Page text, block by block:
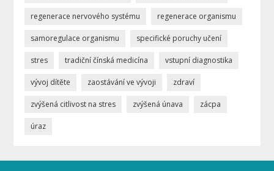
regenerace nervového systému regenerace organismu
samoregulace organismu specifické poruchy učení
stres tradiční čínská medicína vstupní diagnostika
vývoj dítěte zaostávání ve vývoji zdraví
zvýšená citlivost na stres zvýšená únava zácpa
úraz